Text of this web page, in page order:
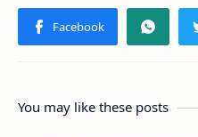
You may like these posts